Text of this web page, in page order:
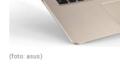
(foto: asus)